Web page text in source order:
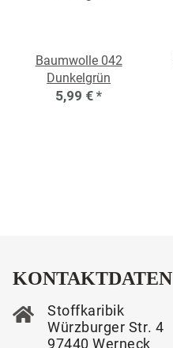
Baumwolle 042
Dunkelgrün
5,99 € *
KONTAKTDATEN
Stoffkaribik
Würzburger Str. 4
97440 Werneck